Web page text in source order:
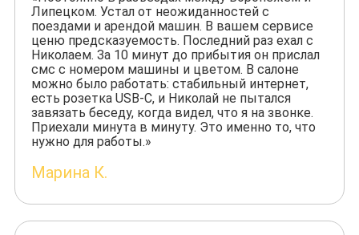
Липецком. Устал от неожиданностей с
поездами и арендой машин. В вашем сервисе
ценю предсказуемость. Последний раз ехал с
Николаем. За 10 минут до прибытия он прислал
смс с номером машины и цветом. В салоне
можно было работать: стабильный интернет,
есть розетка USB-C, и Николай не пытался
завязать беседу, когда видел, что я на звонке.
Приехали минута в минуту. Это именно то, что
нужно для работы.»
Марина К.